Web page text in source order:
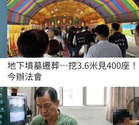
地下墳墓遷葬…挖3.6米見400座！
今辦法會